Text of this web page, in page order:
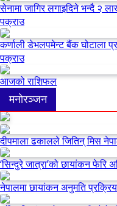
सेनामा जागिर लगाइदिने भन्दै २
पक्राउ
कर्णाली डेभलपमेन्ट बैंक घोटाला
पक्राउ
आजको राशिफल
मनोरञ्जन
दीपमाला ढकालले जितिन् मिस
‘सिन्दुरे जात्रा’को छायांकन फेरि
नेपालमा छायांकन अनुमति